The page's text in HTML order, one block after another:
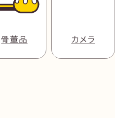
骨董品 カメラ